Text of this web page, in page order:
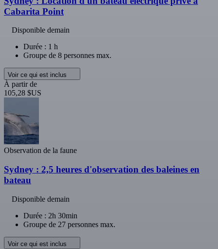
Cabarita Point
Disponible demain
Durée : 1 h
Groupe de 8 personnes max.
Voir ce qui est inclus
À partir de
105,28 $US
Observation de la faune
Sydney : 2,5 heures d'observation des baleines en
bateau
Disponible demain
Durée : 2h 30min
Groupe de 27 personnes max.
Voir ce qui est inclus